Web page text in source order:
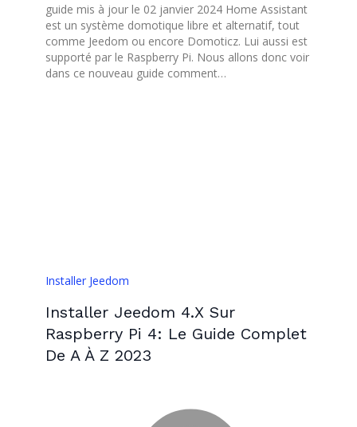
guide mis à jour le 02 janvier 2024 Home Assistant
est un système domotique libre et alternatif, tout
comme Jeedom ou encore Domoticz. Lui aussi est
supporté par le Raspberry Pi. Nous allons donc voir
dans ce nouveau guide comment…
Installer Jeedom
Installer Jeedom 4.x Sur
Raspberry Pi 4: Le Guide Complet
De A À Z 2023